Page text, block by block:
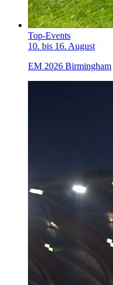
Top-Events
10. bis 16. August
EM 2026 Birmingham